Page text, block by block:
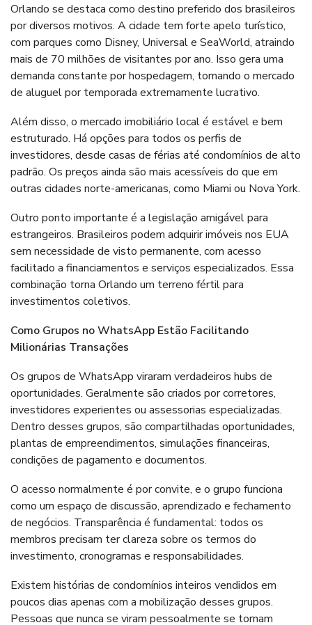
Orlando se destaca como destino preferido dos brasileiros
por diversos motivos. A cidade tem forte apelo turístico,
com parques como Disney, Universal e SeaWorld, atraindo
mais de 70 milhões de visitantes por ano. Isso gera uma
demanda constante por hospedagem, tornando o mercado
de aluguel por temporada extremamente lucrativo.
Além disso, o mercado imobiliário local é estável e bem
estruturado. Há opções para todos os perfis de
investidores, desde casas de férias até condomínios de alto
padrão. Os preços ainda são mais acessíveis do que em
outras cidades norte-americanas, como Miami ou Nova York.
Outro ponto importante é a legislação amigável para
estrangeiros. Brasileiros podem adquirir imóveis nos EUA
sem necessidade de visto permanente, com acesso
facilitado a financiamentos e serviços especializados. Essa
combinação torna Orlando um terreno fértil para
investimentos coletivos.
Como Grupos no WhatsApp Estão Facilitando
Milionárias Transações
Os grupos de WhatsApp viraram verdadeiros hubs de
oportunidades. Geralmente são criados por corretores,
investidores experientes ou assessorias especializadas.
Dentro desses grupos, são compartilhadas oportunidades,
plantas de empreendimentos, simulações financeiras,
condições de pagamento e documentos.
O acesso normalmente é por convite, e o grupo funciona
como um espaço de discussão, aprendizado e fechamento
de negócios. Transparência é fundamental: todos os
membros precisam ter clareza sobre os termos do
investimento, cronogramas e responsabilidades.
Existem histórias de condomínios inteiros vendidos em
poucos dias apenas com a mobilização desses grupos.
Pessoas que nunca se viram pessoalmente se tornam